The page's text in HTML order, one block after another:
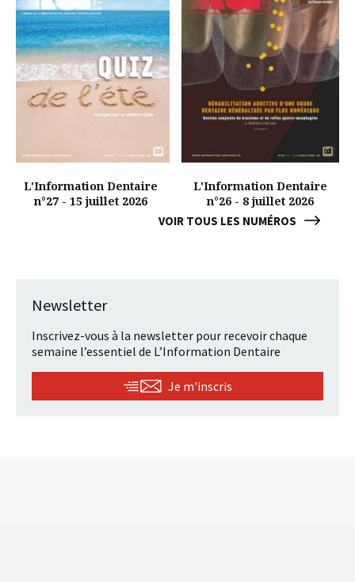
VOIR TOUS LES NUMÉROS
L'Information Dentaire
n°27 - 15 juillet 2026
L'Information Dentaire
n°26 - 8 juillet 2026
Newsletter
Inscrivez-vous à la newsletter pour recevoir chaque
semaine l’essentiel de L’Information Dentaire
Je m'inscris